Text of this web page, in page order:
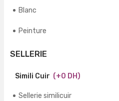
Blanc
Peinture
SELLERIE
Simili Cuir (+0 DH)
Sellerie similicuir